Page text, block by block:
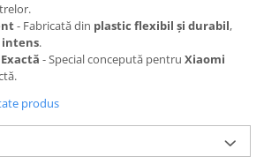
- Fabricată din plastic flexibil și durabil,
intens.
- Special concepută pentru Xiaomi
produs